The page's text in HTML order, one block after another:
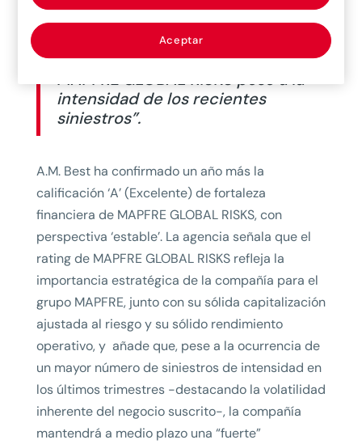
“A.M.Best: Confirmada la
calificación sin cambios de
MAPFRE GLOBAL RISKS pese a la
intensidad de los recientes
siniestros”.
A.M. Best ha confirmado un año más la
calificación ‘A’ (Excelente) de fortaleza
financiera de MAPFRE GLOBAL RISKS, con
perspectiva ‘estable’. La agencia señala que el
rating de MAPFRE GLOBAL RISKS refleja la
importancia estratégica de la compañía para el
grupo MAPFRE, junto con su sólida capitalización
ajustada al riesgo y su sólido rendimiento
operativo, y añade que, pese a la ocurrencia de
un mayor número de siniestros de intensidad en
los últimos trimestres -destacando la volatilidad
inherente del negocio suscrito-, la compañía
mantendrá a medio plazo una “fuerte”
Aceptar